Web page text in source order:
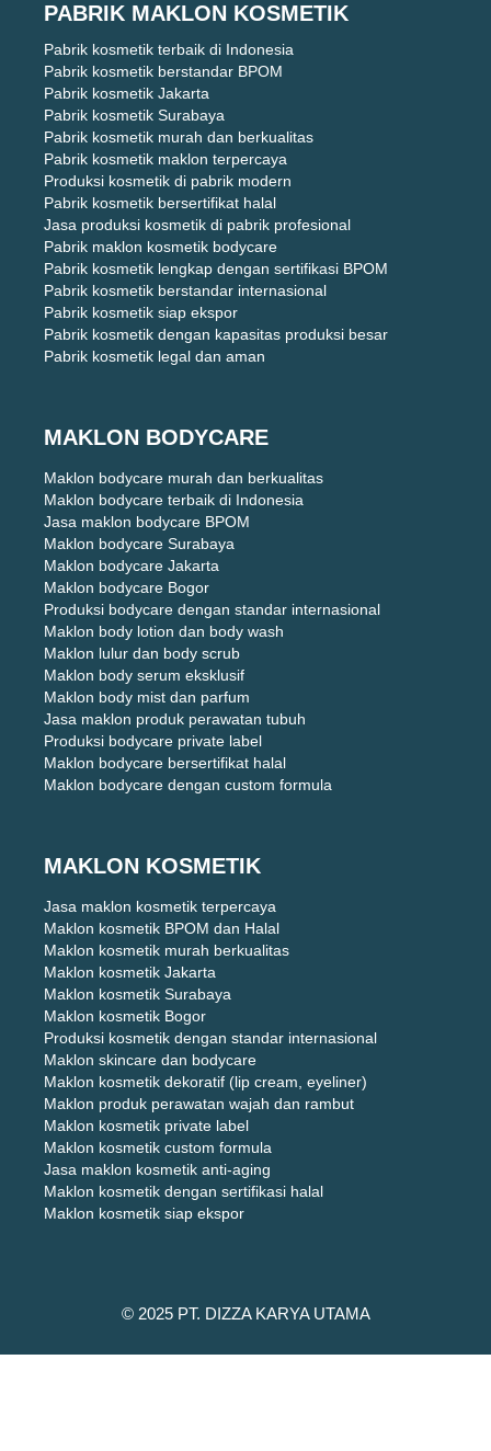
PABRIK MAKLON KOSMETIK
Pabrik kosmetik terbaik di Indonesia
Pabrik kosmetik berstandar BPOM
Pabrik kosmetik Jakarta
Pabrik kosmetik Surabaya
Pabrik kosmetik murah dan berkualitas
Pabrik kosmetik maklon terpercaya
Produksi kosmetik di pabrik modern
Pabrik kosmetik bersertifikat halal
Jasa produksi kosmetik di pabrik profesional
Pabrik maklon kosmetik bodycare
Pabrik kosmetik lengkap dengan sertifikasi BPOM
Pabrik kosmetik berstandar internasional
Pabrik kosmetik siap ekspor
Pabrik kosmetik dengan kapasitas produksi besar
Pabrik kosmetik legal dan aman
MAKLON BODYCARE
Maklon bodycare murah dan berkualitas
Maklon bodycare terbaik di Indonesia
Jasa maklon bodycare BPOM
Maklon bodycare Surabaya
Maklon bodycare Jakarta
Maklon bodycare Bogor
Produksi bodycare dengan standar internasional
Maklon body lotion dan body wash
Maklon lulur dan body scrub
Maklon body serum eksklusif
Maklon body mist dan parfum
Jasa maklon produk perawatan tubuh
Produksi bodycare private label
Maklon bodycare bersertifikat halal
Maklon bodycare dengan custom formula
MAKLON KOSMETIK
Jasa maklon kosmetik terpercaya
Maklon kosmetik BPOM dan Halal
Maklon kosmetik murah berkualitas
Maklon kosmetik Jakarta
Maklon kosmetik Surabaya
Maklon kosmetik Bogor
Produksi kosmetik dengan standar internasional
Maklon skincare dan bodycare
Maklon kosmetik dekoratif (lip cream, eyeliner)
Maklon produk perawatan wajah dan rambut
Maklon kosmetik private label
Maklon kosmetik custom formula
Jasa maklon kosmetik anti-aging
Maklon kosmetik dengan sertifikasi halal
Maklon kosmetik siap ekspor
© 2025 PT. DIZZA KARYA UTAMA